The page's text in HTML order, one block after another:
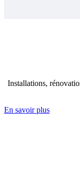
Installations,
En savoir plus